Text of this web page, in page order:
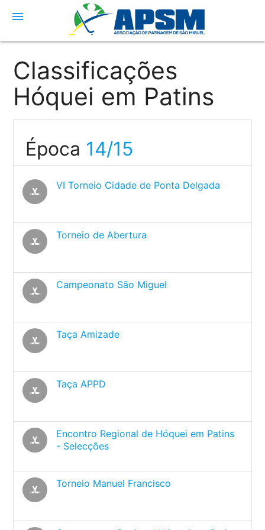
menu
Classificações
Hóquei em Patins
Época 14/15
sports_hockey
VI Torneio Cidade de Ponta Delgada
sports_hockey
Torneio de Abertura
sports_hockey
Campeonato São Miguel
sports_hockey
Taça Amizade
sports_hockey
Taça APPD
sports_hockey
Encontro Regional de Hóquei em Patins
- Selecções
sports_hockey
Torneio Manuel Francisco